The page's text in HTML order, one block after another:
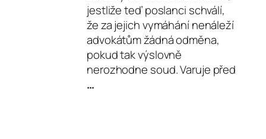
jestliže teď poslanci schválí,
že za jejich vymáhání nenáleží
advokátům žádná odměna,
pokud tak výslovně
nerozhodne soud. Varuje před
…